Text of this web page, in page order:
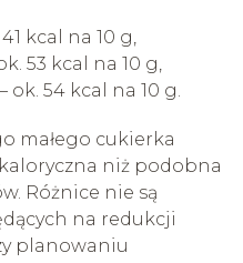
kcal na 10 g,
53 kcal na 10 g,
ok. 54 kcal na 10 g.
małego cukierka
niż podobna
Różnice nie są
na redukcji
planowaniu